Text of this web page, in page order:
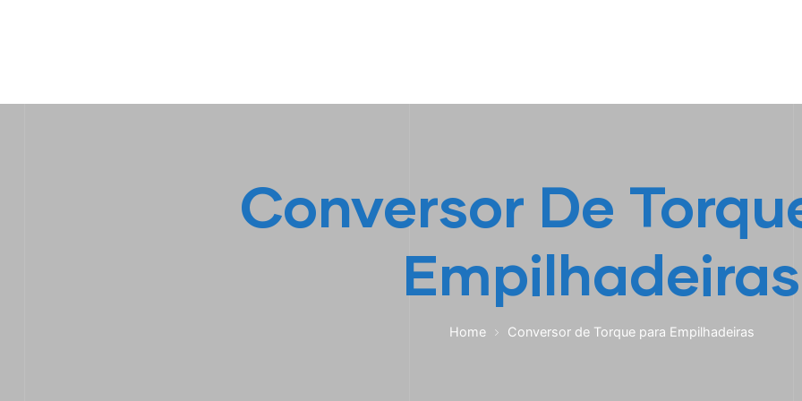
Conversor De
Empilhadeiras
Home Conversor de Torque para Empilhadeiras